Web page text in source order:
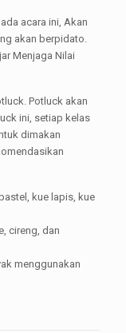
acara ini, Akan
akan berpidato.
Menjaga Nilai
Potluck akan
ini, setiap kelas
dimakan
kue lapis, kue
cireng, dan
menggunakan